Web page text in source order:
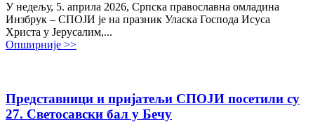
У недељу, 5. априла 2026, Српска православна омладина
Инзбрук – СПОЈИ је на празник Уласка Господа Исуса
Христа у Јерусалим,...
Опширније >>
Представници и пријатељи СПОЈИ посетили су
27. Светосавски бал у Бечу